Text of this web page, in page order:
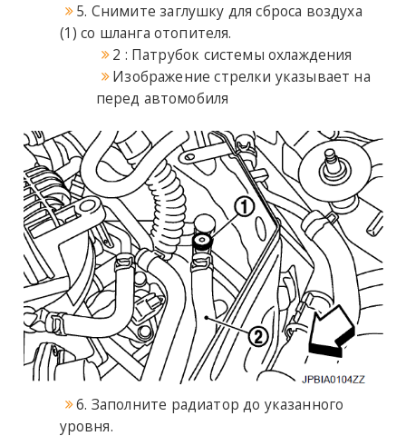
5. Снимите заглушку для сброса воздуха
(1) со шланга отопителя.
2 : Патрубок системы охлаждения
Изображение стрелки указывает на
перед автомобиля
6. Заполните радиатор до указанного
уровня.